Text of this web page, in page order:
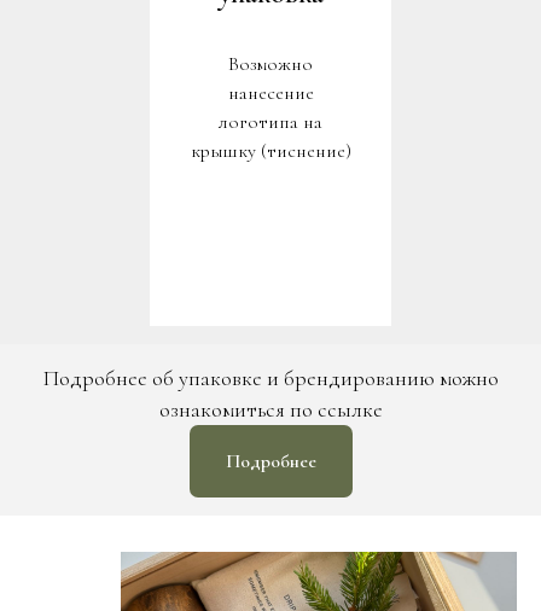
Возможно
нанесение
логотипа на
крышку (тиснение)
Подробнее об упаковке и брендированию можно
ознакомиться по ссылке
Подробнее